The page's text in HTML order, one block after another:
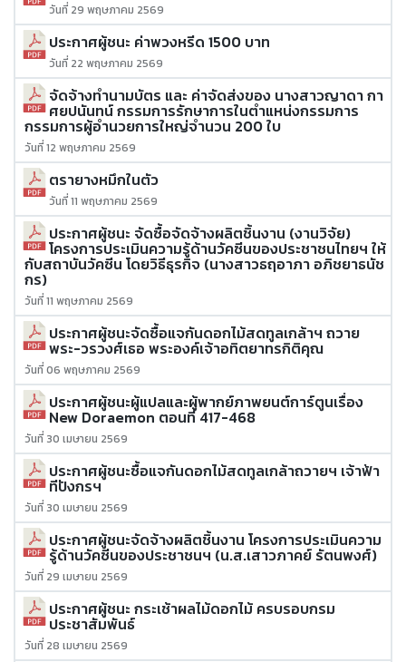
วันที่ 29 พฤษภาคม 2569
ประกาศผู้ชนะ ค่าพวงหรีด 1500 บาท
วันที่ 22 พฤษภาคม 2569
จัดจ้างทำนามบัตร และ ค่าจัดส่งของ นางสาวญาดา กา
ศยปนันทน์ กรรมการรักษาการในตำแหน่งกรรมการ
กรรมการผู้อำนวยการใหญ่จำนวน 200 ใบ
วันที่ 12 พฤษภาคม 2569
ตรายางหมึกในตัว
วันที่ 11 พฤษภาคม 2569
ประกาศผู้ชนะ จัดซื้อจัดจ้างผลิตชิ้นงาน (งานวิจัย)
โครงการประเมินความรู้ด้านวัคซีนของประชาชนไทยฯ ให้
กับสถาบันวัคซีน โดยวิธีธุรกิจ (นางสาวธฤอาภา อภิชยาธนัช
กร)
วันที่ 11 พฤษภาคม 2569
ประกาศผู้ชนะจัดซื้อแจกันดอกไม้สดทูลเกล้าฯ ถวาย
พระ-วรวงศ์เธอ พระองค์เจ้าอทิตยาทรกิติคุณ
วันที่ 06 พฤษภาคม 2569
ประกาศผู้ชนะผู้แปลและผู้พากย์ภาพยนต์การ์ตูนเรื่อง
New Doraemon ตอนที่ 417-468
วันที่ 30 เมษายน 2569
ประกาศผู้ชนะซื้อแจกันดอกไม้สดทูลเกล้าถวายฯ เจ้าฟ้า
ทีปังกรฯ
วันที่ 30 เมษายน 2569
ประกาศผู้ชนะจัดจ้างผลิตชิ้นงาน โครงการประเมินความ
รู้ด้านวัคซีนของประชาชนฯ (น.ส.เสาวภาคย์ รัตนพงศ์)
วันที่ 29 เมษายน 2569
ประกาศผู้ชนะ กระเช้าผลไม้ดอกไม้ ครบรอบกรม
ประชาสัมพันธ์
วันที่ 28 เมษายน 2569